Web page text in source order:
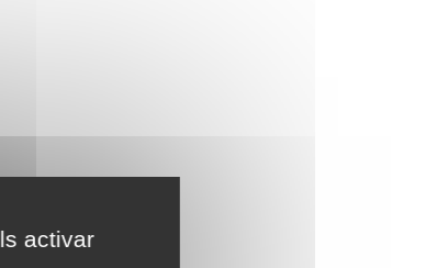
activar